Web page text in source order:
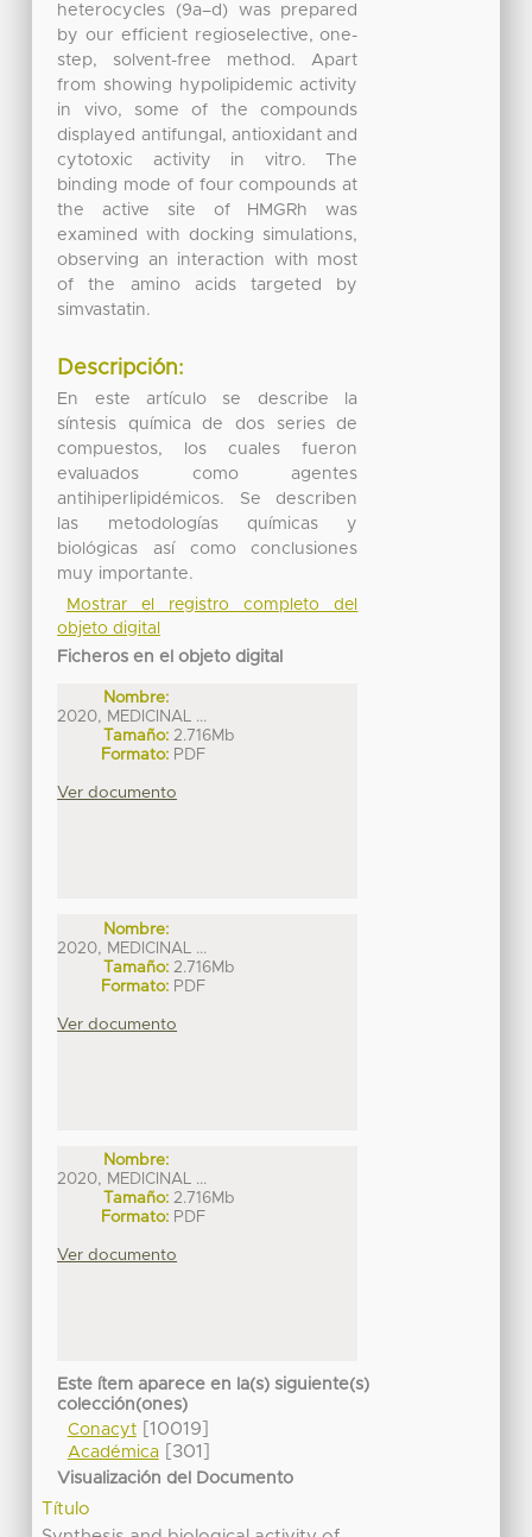
heterocycles (9a–d) was prepared
by our efficient regioselective, one-
step, solvent-free method. Apart
from showing hypolipidemic activity
in vivo, some of the compounds
displayed antifungal, antioxidant and
cytotoxic activity in vitro. The
binding mode of four compounds at
the active site of HMGRh was
examined with docking simulations,
observing an interaction with most
of the amino acids targeted by
simvastatin.
Descripción:
En este artículo se describe la
síntesis química de dos series de
compuestos, los cuales fueron
evaluados como agentes
antihiperlipidémicos. Se describen
las metodologías químicas y
biológicas así como conclusiones
muy importante.
Mostrar el registro completo del
objeto digital
Ficheros en el objeto digital
Nombre:
2020, MEDICINAL ...
Tamaño: 2.716Mb
Formato: PDF
Ver documento
Nombre:
2020, MEDICINAL ...
Tamaño: 2.716Mb
Formato: PDF
Ver documento
Nombre:
2020, MEDICINAL ...
Tamaño: 2.716Mb
Formato: PDF
Ver documento
Este ítem aparece en la(s) siguiente(s)
colección(ones)
Conacyt[10019]
Académica[301]
Visualización del Documento
Título